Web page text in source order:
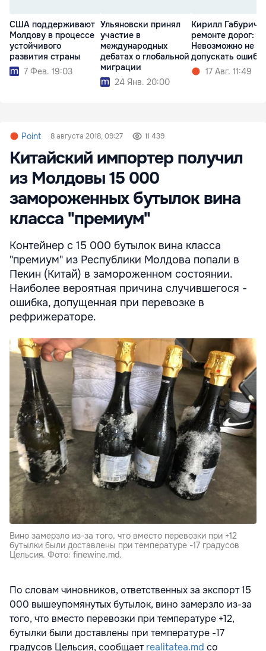
США поддерживают
Молдову в процессе
устойчивого
развития страны
7 Фев. 19:03
Ульяновски принял
участие в
международных
дебатах о глобальной
миграции
24 Янв. 20:00
Кирилл Габурич о
ремонте дорог:
Невозможно не
допускать
17 Авг. 11:49
Point 8 августа 2018, 09:27 11 439
Китайский импортер получил
из Молдовы 15 000
замороженных бутылок вина
класса "премиум"
Контейнер с 15 000 бутылок вина класса
"премиум" из Республики Молдова попали в
Пекин (Китай) в замороженном состоянии.
Наиболее вероятная причина случившегося -
ошибка, допущенная при перевозке в
рефрижераторе.
Вино замерзло из-за того, что вместо перевозки при +12
бутылки были доставлены при температуре -17 градусов
Цельсия. Фото: finewine.md.
По словам чиновников, ответственных за экспорт 15
000 вышеупомянутых бутылок, вино замерзло из-за
того, что вместо перевозки при температуре +12,
бутылки были доставлены при температуре -17
градусов Цельсия, сообщаетrealitatea.md со